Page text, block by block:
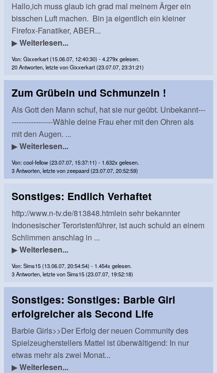
Hallo,ich muss glaub ich grad mal meinem Ärger ein
bisschen Luft machen. Bin ja eigentlich ein kleiner
Firefox-Fanatiker, ABER...
▶Weiterlesen...
Von: Gixxerkart (15.06.07, 12:40:30) - 4.279x gelesen.
20 Antworten, letzte von Gixxerkart (23.07.07, 23:31:21)
Zum Grübeln und Schmunzeln !
Als Gott den Mann schuf, hat sie nur geübt. Unbekannt---
-----------------Wähle deine Frau eher mit den Ohren als
mit den Augen. ...
▶Weiterlesen...
Von: cool-fellow (23.07.07, 15:37:11) - 1.632x gelesen.
3 Antworten, letzte von zeepaard (23.07.07, 20:52:59)
Sonstiges: Endlich Verhaftet
http://www.n-tv.de/813848.htmlein sehr bekannter
Indonesischer Teroristenführer, ist auch schuld an einem
Schlimmen anschlag in ...
▶Weiterlesen...
Von: Sims15 (13.06.07, 20:54:54) - 1.454x gelesen.
3 Antworten, letzte von Sims15 (23.07.07, 19:52:18)
Sonstiges: Sonstiges: Barbie Girl
erfolgreicher als Second Life
Barbie Girls>>Der Erfolg der neuen Community des
Spielzeugherstellers Mattel ist überwältigend: In nur
etwas mehr als zwei Monat...
▶Weiterlesen...